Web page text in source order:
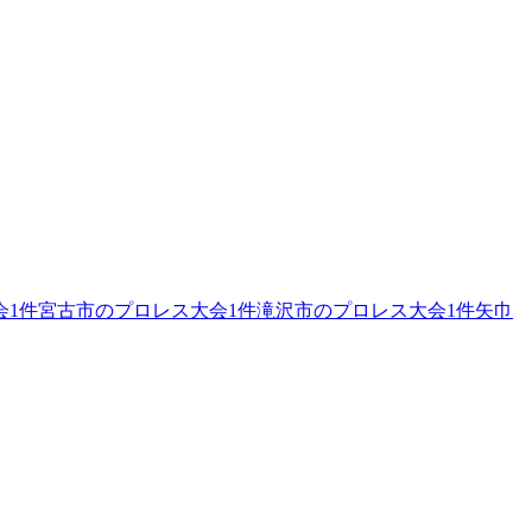
1件宮古市のプロレス大会1件滝沢市のプロレス大会1件矢巾